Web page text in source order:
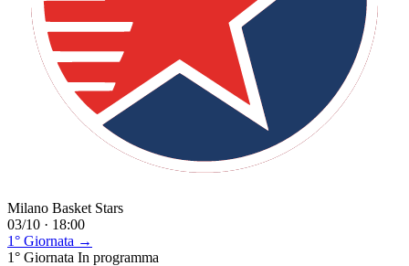
Milano Basket Stars
03/10 · 18:00
1° Giornata →
1° Giornata In programma